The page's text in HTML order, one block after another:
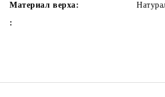
Материал верха:
: